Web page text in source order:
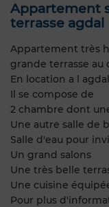
Appartement
terrasse agdal
Appartement très
grande terrasse au
En location a l agdal
Il se compose de
2 chambre dont
Une autre salle de
Salle d'eau pour
Un grand salons
Une très belle
Une cuisine
Pour plus